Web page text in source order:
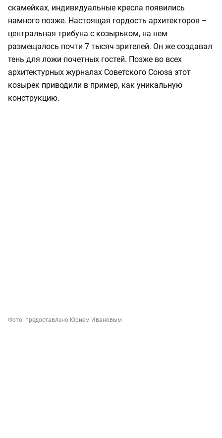
скамейках, индивидуальные кресла появились
намного позже. Настоящая гордость архитекторов –
центральная трибуна с козырьком, на нем
размещалось почти 7 тысяч зрителей. Он же создавал
тень для ложи почетных гостей. Позже во всех
архитектурных журналах Советского Союза этот
козырек приводили в пример, как уникальную
конструкцию.
Фото: предоставлено Юрием Ивановым